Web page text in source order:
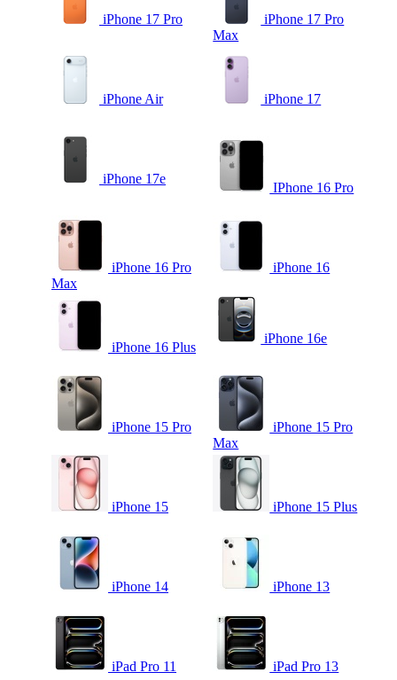
iPhone 17 Pro
iPhone 17 Pro
Max
iPhone Air iPhone 17
iPhone 17e
IPhone 16 Pro
iPhone 16 Pro
Max
iPhone 16
iPhone 16 Plus
iPhone 16e
iPhone 15 Pro
iPhone 15 Pro
Max
iPhone 15 iPhone 15 Plus
iPhone 14 iPhone 13
iPad Pro 11 iPad Pro 13